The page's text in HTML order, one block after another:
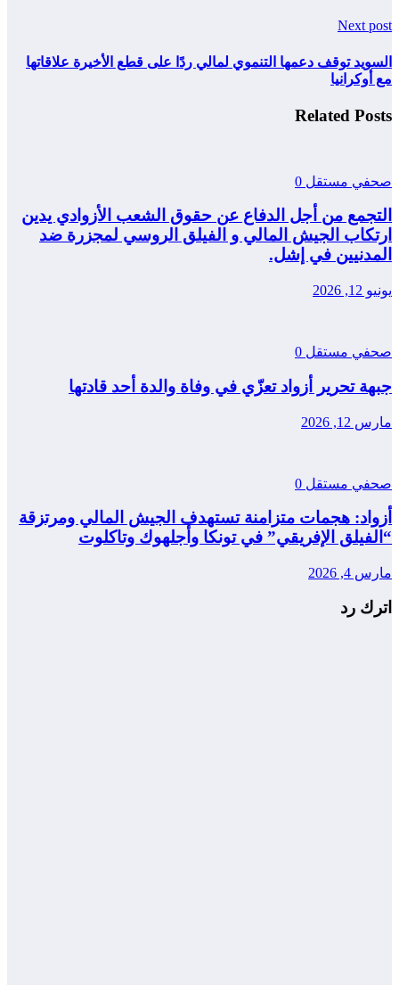
Next post
السويد توقف دعمها التنموي لمالي ردًا على قطع الأخيرة علاقاتها
مع أوكرانيا
Related Posts
صحفي مستقل 0
التجمع من أجل الدفاع عن حقوق الشعب الأزوادي يدين
ارتكاب الجيش المالي و الفيلق الروسي لمجزرة ضد
المدنيين في إشل.
يونيو 12, 2026
صحفي مستقل 0
جبهة تحرير أزواد تعزّي في وفاة والدة أحد قادتها
مارس 12, 2026
صحفي مستقل 0
أزواد: هجمات متزامنة تستهدف الجيش المالي ومرتزقة
“الفيلق الإفريقي” في تونكا وأجلهوك وتاكلوت
مارس 4, 2026
اترك رد